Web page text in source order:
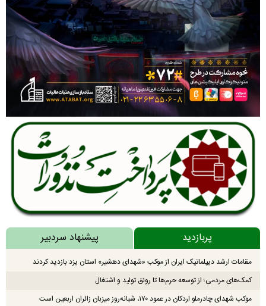
پربازدید پیشنهاد سردبیر
مقامات ارشد دیپلماتیک ایران از موکب «شهدای دهشیر» استان یزد بازدید کردند
کمک‌های مردمی؛ از توسعه حرم‌ها تا رونق تولید و اشتغال
موکب شهدای چادرملو اردکان در عمود ۱۷۰، شبانه‌روز میزبان زائران اربعین است